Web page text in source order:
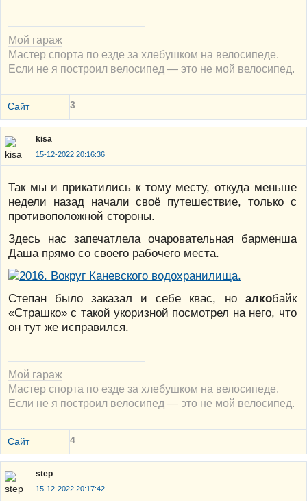
Мой гараж
Мастер спорта по езде за хлебушком на велосипеде.
Если не я построил велосипед — это не мой велосипед.
Сайт 3
kisa
15-12-2022 20:16:36
Так мы и прикатились к тому месту, откуда меньше
недели назад начали своё путешествие, только с
противоположной стороны.
Здесь нас запечатлела очаровательная барменша
Даша прямо со своего рабочего места.
Степан было заказал и себе квас, но алкобайк
«Страшко» с такой укоризной посмотрел на него, что
он тут же исправился.
Мой гараж
Мастер спорта по езде за хлебушком на велосипеде.
Если не я построил велосипед — это не мой велосипед.
Сайт 4
step
15-12-2022 20:17:42